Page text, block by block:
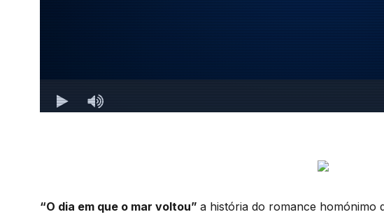
“O dia em que o mar voltou” a história do romance homónimo